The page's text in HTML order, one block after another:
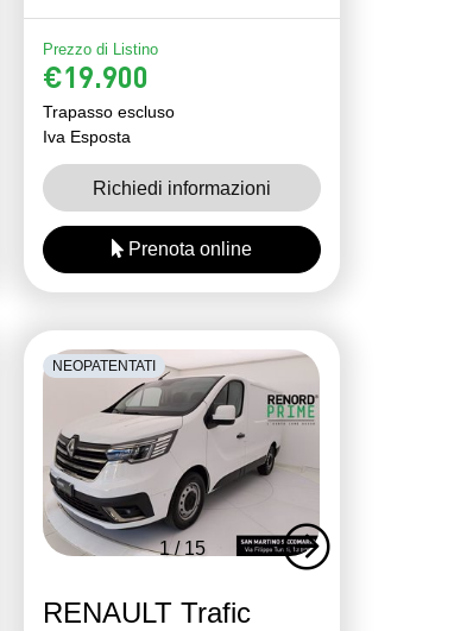
Prezzo di Listino
€19.900
Trapasso escluso
Iva Esposta
Richiedi informazioni
Prenota online
1/15
NEOPATENTATI
RENAULT Trafic